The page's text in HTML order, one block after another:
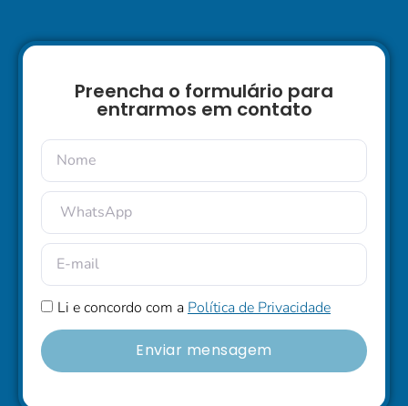
Preencha o formulário para
entrarmos em contato
Li e concordo com a Política de Privacidade
Enviar mensagem